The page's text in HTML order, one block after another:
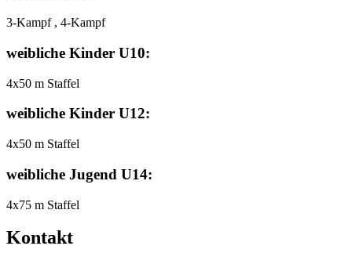
3-Kampf , 4-Kampf
weibliche Kinder U10:
4x50 m Staffel
weibliche Kinder U12:
4x50 m Staffel
weibliche Jugend U14:
4x75 m Staffel
Kontakt